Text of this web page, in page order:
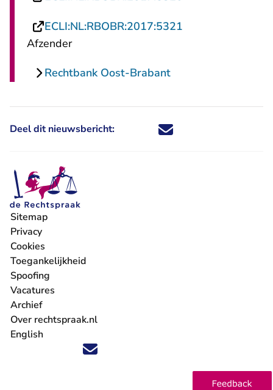
ECLI:NL:RBOBR:2017:5321
Afzender
Rechtbank Oost-Brabant
Deel dit nieuwsbericht: Deel dit nieuwsbericht via X -
Deel dit nieuwsbericht via
Deel dit nieuwsbericht
Deel dit
Volg ons op X (Twitter) - U verlaat Rechtspraak.nl
Volg ons op Facebook - U verlaat Rechtspraak.nl
Volg ons op Instagram - U verlaat Rechtspraak.nl
Volg ons op Youtube - U verlaat Rechtspraak.nl
Volg ons op LinkedIn - U verlaat
'Blijf op de hoogte' nieuwsbrief - U verlaat
Sitemap
Privacy
Cookies
Toegankelijkheid
Spoofing
Vacatures
- U verlaat Rechtspraak.nl
Archief
Over rechtspraak.nl
English